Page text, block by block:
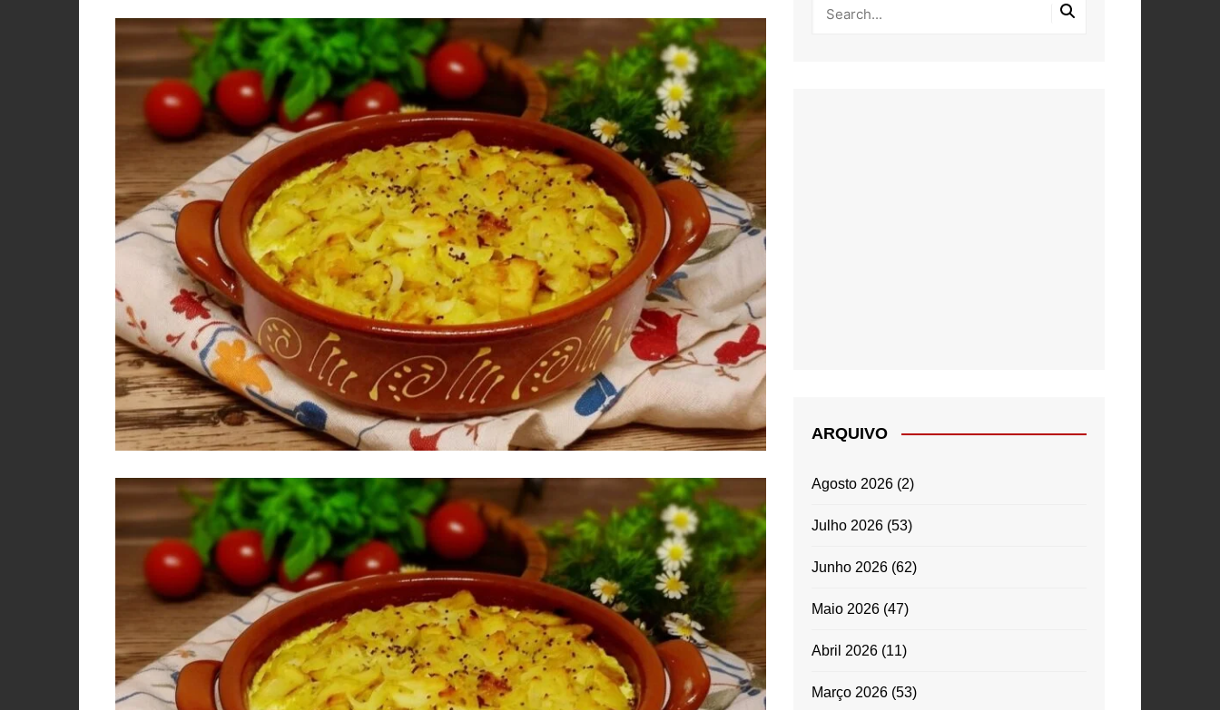
VACA, VITELA, NOVILHO
MASSAS
SALADAS
MOLHOS E TEMPEROS
MIGAS E AÇORDAS
PETISCOS
QUICHES
ARQUIVO
Agosto 2026(2)
Julho 2026(53)
Junho 2026(62)
Maio 2026(47)
Abril 2026(11)
Março 2026(53)